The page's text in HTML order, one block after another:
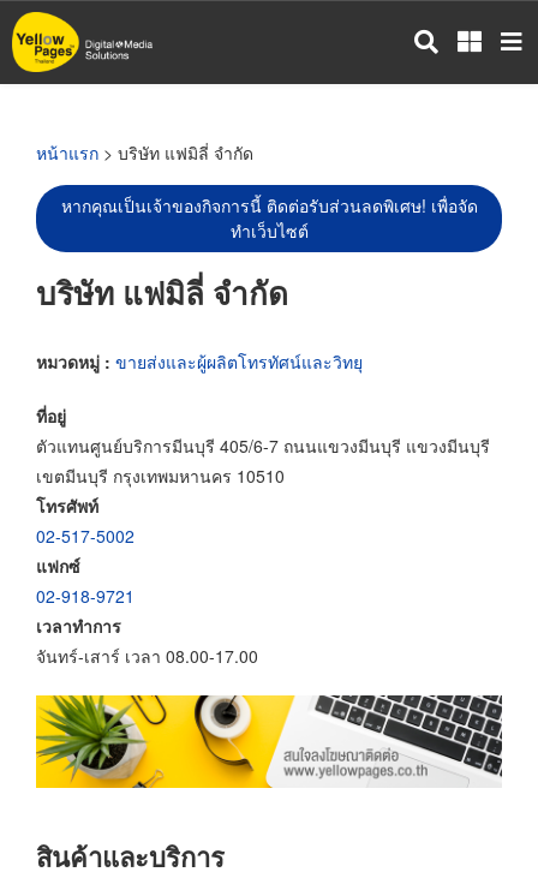
ข้าม
ไป
หน้าแรก > บริษัท แฟมิลี่ จำกัด
หากคุณเป็นเจ้าของกิจการนี้ ติดต่อรับส่วนลดพิเศษ! เพื่อจัด
ทำเว็บไซต์
บริษัท แฟมิลี่ จำกัด
หมวดหมู่ : ขายส่งและผู้ผลิตโทรทัศน์และวิทยุ
ที่อยู่
ตัวแทนศูนย์บริการมีนบุรี 405/6-7 ถนนแขวงมีนบุรี แขวงมีนบุรี
เขตมีนบุรี กรุงเทพมหานคร 10510
โทรศัพท์
02-517-5002
แฟกซ์
02-918-9721
เวลาทำการ
จันทร์-เสาร์ เวลา 08.00-17.00
สินค้าและบริการ